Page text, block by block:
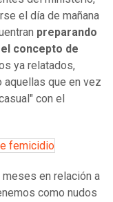
el día de mañana
preparando
concepto de
ya relatados,
que en vez
con el
femicidio
en relación a
como nudos